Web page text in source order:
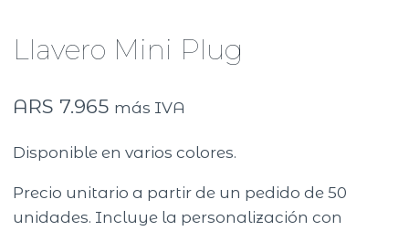
Llavero Mini Plug
ARS 7.965 más IVA
Disponible en varios colores.
Precio unitario a partir de un pedido de 50
unidades. Incluye la personalización con